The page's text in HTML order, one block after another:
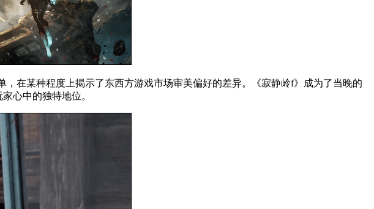
在某种程度上揭示了东西方游戏市场审美偏好的差异。《寂静岭f》成为了当晚的
心中的独特地位。